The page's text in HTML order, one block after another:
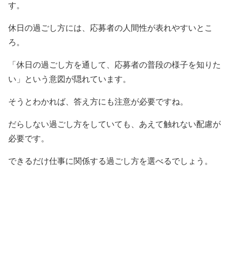
す。
休日の過ごし方には、応募者の人間性が表れやすいとこ
ろ。
「休日の過ごし方を通して、応募者の普段の様子を知りた
い」という意図が隠れています。
そうとわかれば、答え方にも注意が必要ですね。
だらしない過ごし方をしていても、あえて触れない配慮が
必要です。
できるだけ仕事に関係する過ごし方を選べるでしょう。